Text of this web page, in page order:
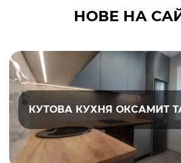
НОВЕ НА
КУТОВА КУХНЯ ОКСАМИТ